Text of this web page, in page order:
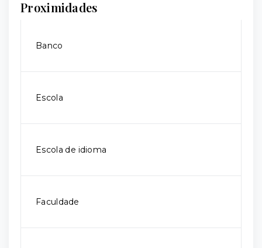
Proximidades
Banco
Escola
Escola de idioma
Faculdade